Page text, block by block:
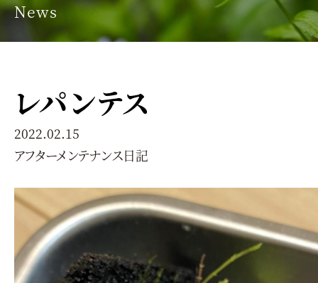
News
レパンテス
2022.02.15
アフターメンテナンス日記